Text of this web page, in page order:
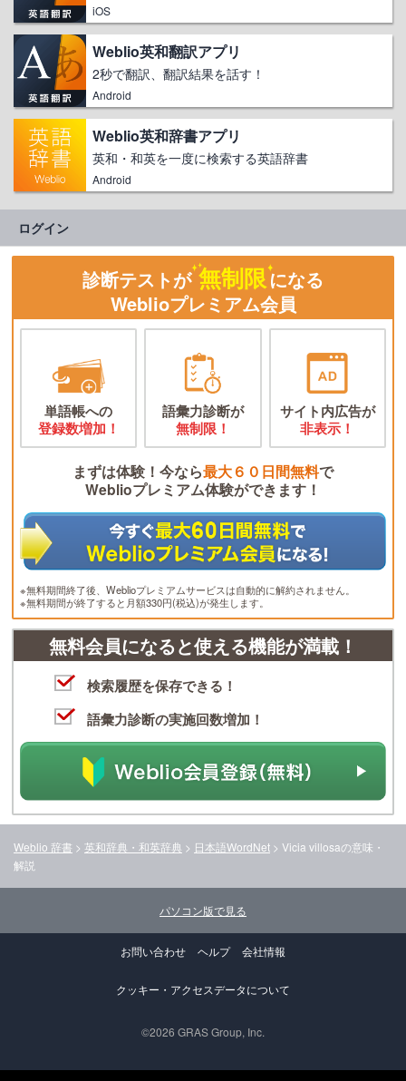
iOS
Weblio英和翻訳アプリ
2秒で翻訳、翻訳結果を話す！
Android
Weblio英和辞書アプリ
英和・和英を一度に検索する英語辞書
Android
ログイン
診断テストが 無制限になる
Weblioプレミアム会員
単語帳への
登録数増加！
語彙力診断が
無制限！
サイト内広告が
非表示！
まずは体験！今なら最大６０日間無料で
Weblioプレミアム体験ができます！
※無料期間終了後、Weblioプレミアムサービスは自動的に解約されません。
※無料期間が終了すると月額330円(税込)が発生します。
無料会員になると使える機能が満載！
検索履歴を保存できる！
語彙力診断の実施回数増加！
Weblio 辞書 > 英和辞典・和英辞典 > 日本語WordNet > Vicia villosaの意味・
解説
パソコン版で見る
お問い合わせ ヘルプ 会社情報
クッキー・アクセスデータについて
©2026 GRAS Group, Inc.